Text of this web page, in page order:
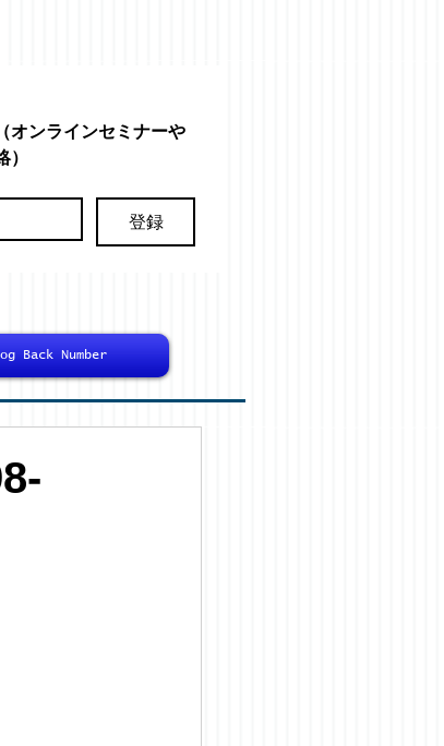
オンラインセミナーや
登録
Back Number